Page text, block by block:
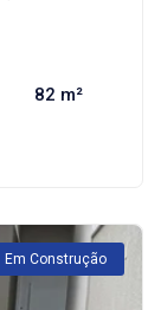
82 m²
Em Construção